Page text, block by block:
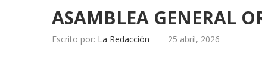
ASAMBLEA GENERAL
Escrito por: La Redacción 25 abril, 2026